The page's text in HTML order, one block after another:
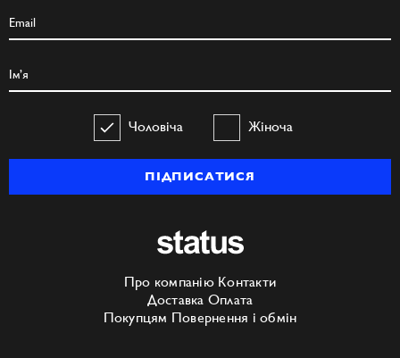
Чоловіча Жіноча
ПІДПИСАТИСЯ
Про компанію Контакти
Доставка Оплата
Покупцям Повернення і обмін